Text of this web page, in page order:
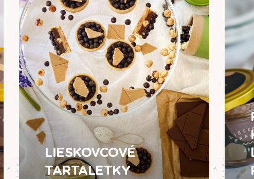
LIESKOVCOVÉ
TARTALETKY